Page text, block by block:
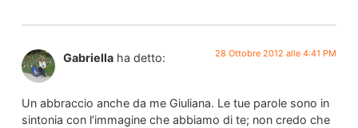
Gabriella ha detto: 28 Ottobre 2012 alle 4:41 PM
Un abbraccio anche da me Giuliana. Le tue parole sono in
sintonia con l’immagine che abbiamo di te; non credo che